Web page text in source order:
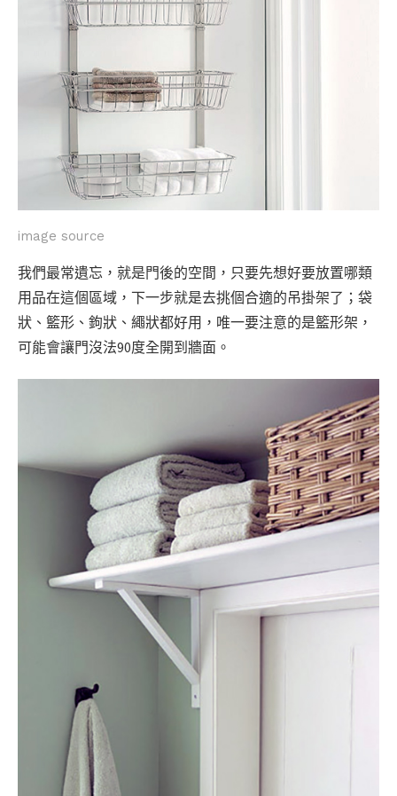
image source
我們最常遺忘，就是門後的空間，只要先想好要放置哪類
用品在這個區域，下一步就是去挑個合適的吊掛架了；袋
狀、籃形、鉤狀、繩狀都好用，唯一要注意的是籃形架，
可能會讓門沒法90度全開到牆面。